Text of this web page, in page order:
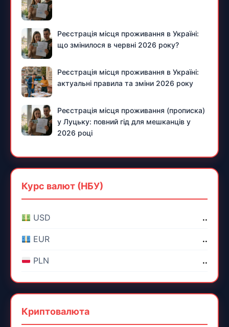
Реєстрація місця проживання в Україні:
що змінилося в червні 2026 року?
Реєстрація місця проживання в Україні:
актуальні правила та зміни 2026 року
Реєстрація місця проживання (прописка)
у Луцьку: повний гід для мешканців у
2026 році
Курс валют (НБУ)
USD ..
EUR ..
PLN ..
Криптовалюта